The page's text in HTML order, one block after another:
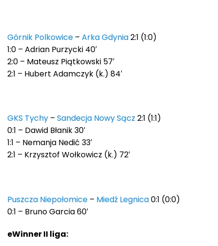
Górnik Polkowice – Arka Gdynia2:1 (1:0)
1:0 – Adrian Purzycki 40′
2:0 – Mateusz Piątkowski 57′
2:1 – Hubert Adamczyk (k.) 84′
GKS Tychy – Sandecja Nowy Sącz 2:1 (1:1)
0:1 – Dawid Błanik 30′
1:1 – Nemanja Nedić 33′
2:1 – Krzysztof Wołkowicz (k.) 72′
Puszcza Niepołomice – Miedź Legnica0:1 (0:0)
0:1 – Bruno Garcia 60′
eWinner II liga: